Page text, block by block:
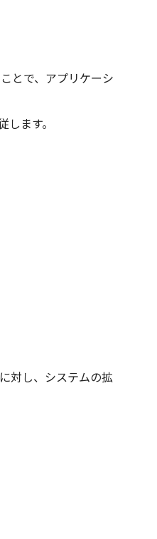
とで、アプリケーシ
ます。
対し、システムの拡